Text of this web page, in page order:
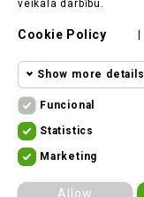
Klients Saka
veikala darbību.
Cookie Policy
Show more details
Statistics
cookies
Marketing
Funcional
Statistics
Marketing
Allow